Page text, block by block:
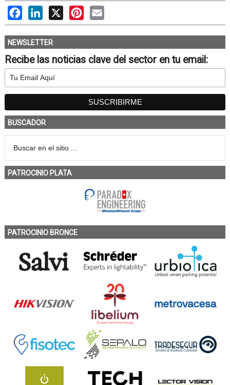
FacebookLinkedIn
X PinterestEmail
NEWSLETTER
Recibe las noticias clave del sector en tu email:
BUSCADOR
PATROCINIO PLATA
PATROCINIO BRONCE